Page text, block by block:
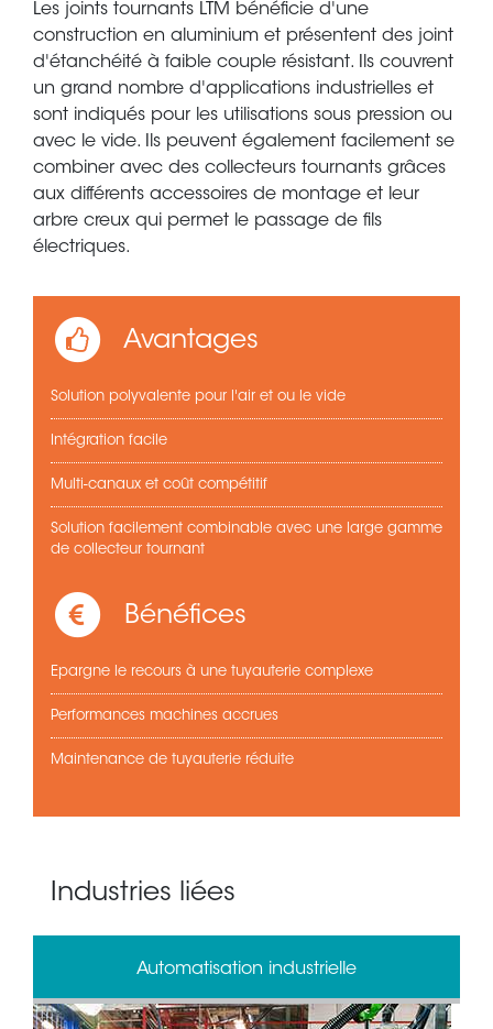
Les joints tournants LTM bénéficie d'une
construction en aluminium et présentent des joint
d'étanchéité à faible couple résistant. Ils couvrent
un grand nombre d'applications industrielles et
sont indiqués pour les utilisations sous pression ou
avec le vide. Ils peuvent également facilement se
combiner avec des collecteurs tournants grâces
aux différents accessoires de montage et leur
arbre creux qui permet le passage de fils
électriques.
Avantages
Solution polyvalente pour l'air et ou le vide
Intégration facile
Multi-canaux et coût compétitif
Solution facilement combinable avec une large gamme
de collecteur tournant
Bénéfices
Epargne le recours à une tuyauterie complexe
Performances machines accrues
Maintenance de tuyauterie réduite
Industries liées
Automatisation industrielle